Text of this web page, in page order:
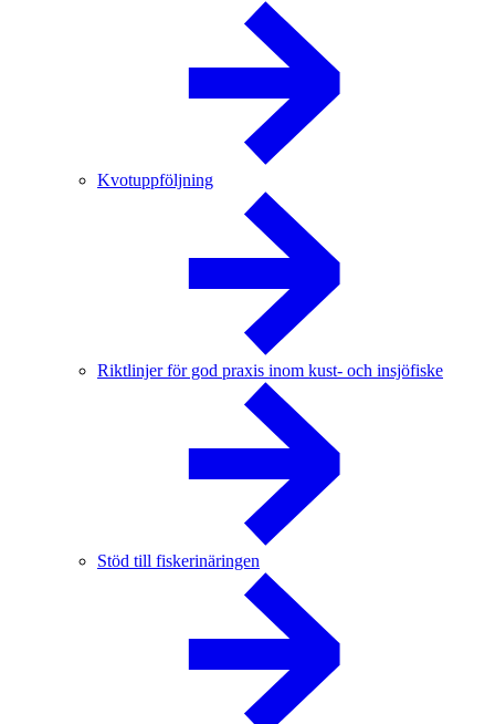
Kvotuppföljning
Riktlinjer för god praxis inom kust- och insjöfiske
Stöd till fiskerinäringen